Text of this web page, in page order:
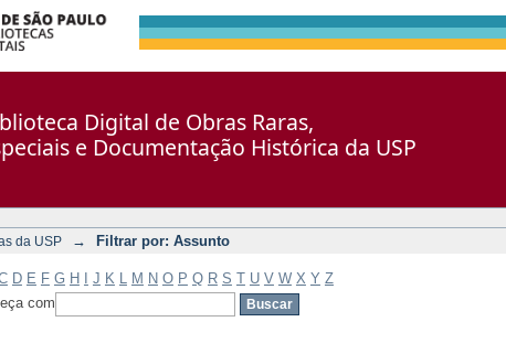
Digital de Obras Raras,
e Documentação Histórica da USP
da USP → Filtrar por: Assunto
D E F G H J K M N O P Q R S T U V W X Y Z
com